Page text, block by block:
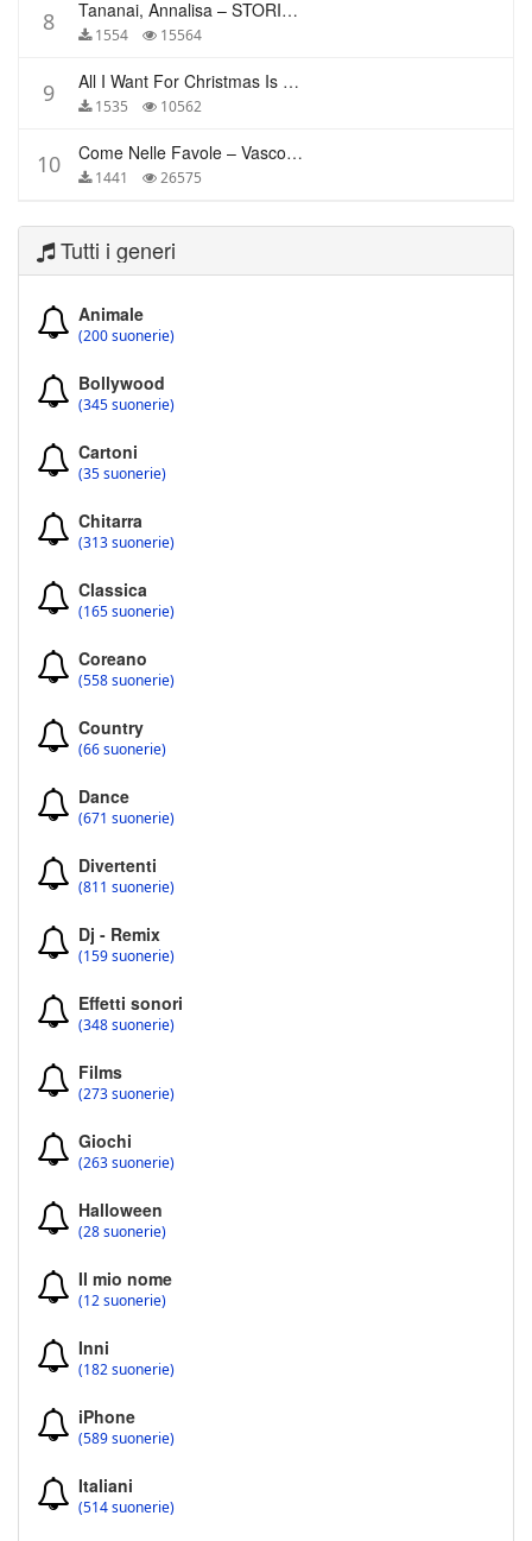
8 Tananai, Annalisa – STORIE BREVI
1554 15564
9 All I Want For Christmas Is You – Mariah Carey
1535 10562
10 Come Nelle Favole – Vasco Rossi
1441 26575
Tutti i generi
Animale
(200 suonerie)
Bollywood
(345 suonerie)
Cartoni
(35 suonerie)
Chitarra
(313 suonerie)
Classica
(165 suonerie)
Coreano
(558 suonerie)
Country
(66 suonerie)
Dance
(671 suonerie)
Divertenti
(811 suonerie)
Dj - Remix
(159 suonerie)
Effetti sonori
(348 suonerie)
Films
(273 suonerie)
Giochi
(263 suonerie)
Halloween
(28 suonerie)
Il mio nome
(12 suonerie)
Inni
(182 suonerie)
iPhone
(589 suonerie)
Italiani
(514 suonerie)